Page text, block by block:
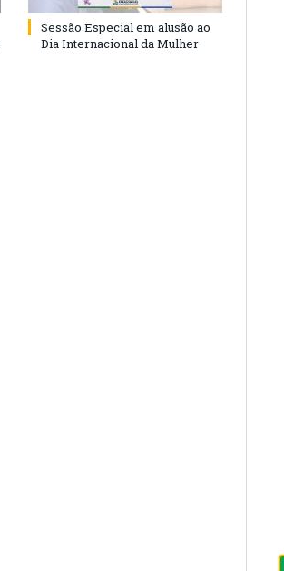
Sessão Especial em alusão ao
Dia Internacional da Mulher